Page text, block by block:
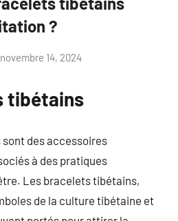
?
novembre 14, 2024
tibétains
des accessoires
à des pratiques
Les bracelets tibétains,
de la culture tibétaine et